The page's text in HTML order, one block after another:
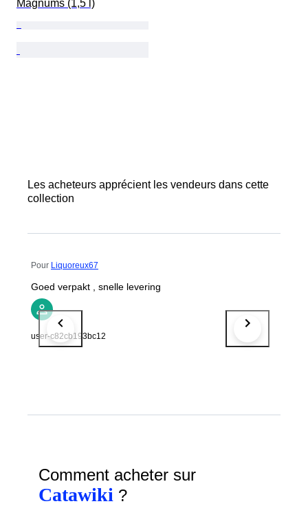
Magnums (1,5 l)
Les acheteurs apprécient les vendeurs dans cette
collection
Pour Liquoreux67
Goed verpakt , snelle levering
user-c82cb193bc12
Comment acheter sur
Catawiki ?